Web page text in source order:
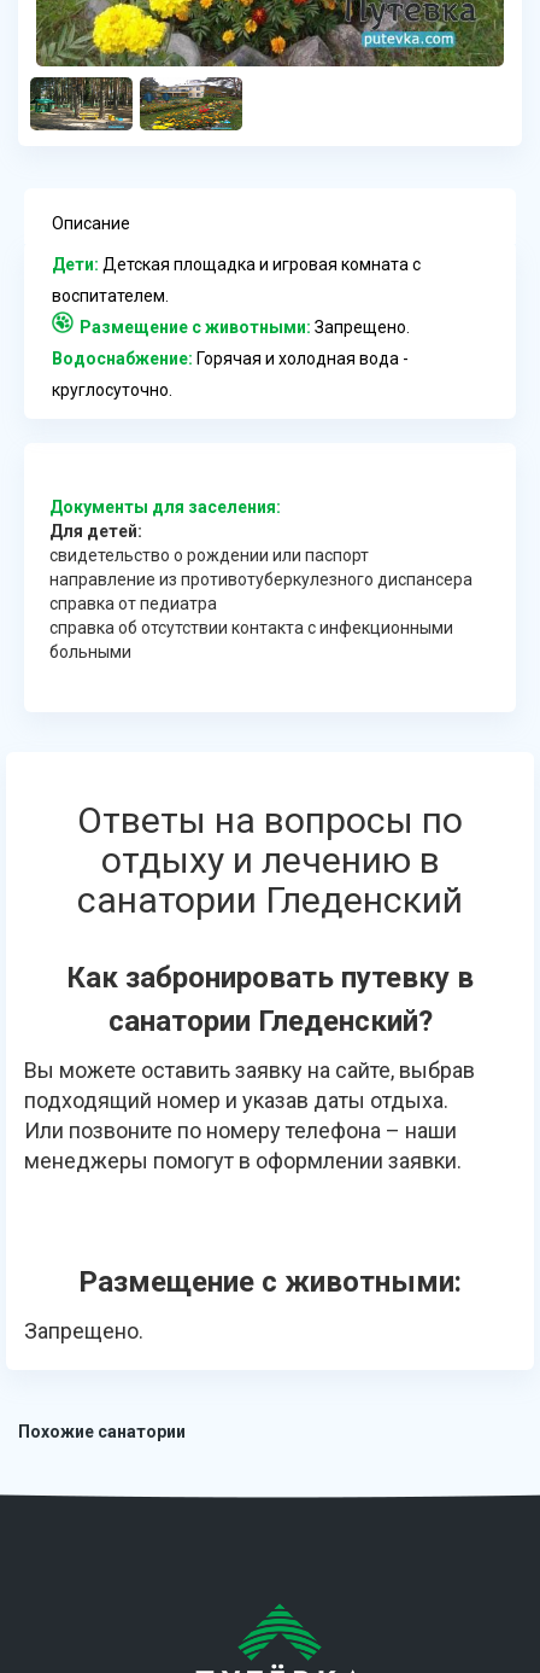
Описание
Дети: Детская площадка и игровая комната с
воспитателем.
Размещение с животными: Запрещено.
Водоснабжение: Горячая и холодная вода -
круглосуточно.
Документы для заселения:
Для детей:
свидетельство о рождении или паспорт
направление из противотуберкулезного диспансера
справка от педиатра
справка об отсутствии контакта с инфекционными
больными
Ответы на вопросы по
отдыху и лечению в
санатории Гледенский
Как забронировать путевку в
санатории Гледенский?
Вы можете оставить заявку на сайте, выбрав
подходящий номер и указав даты отдыха.
Или позвоните по номеру телефона – наши
менеджеры помогут в оформлении заявки.
Размещение с животными:
Запрещено.
Похожие санатории